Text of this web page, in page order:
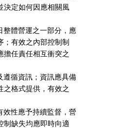
決定如何因應相關風
整體營運之一部分，應
；有效之內部控制制
擔任責任相互衝突之
遵循資訊；資訊應具備
之格式提供，有效之
效性應予持續監督，營
制缺失均應即時向適